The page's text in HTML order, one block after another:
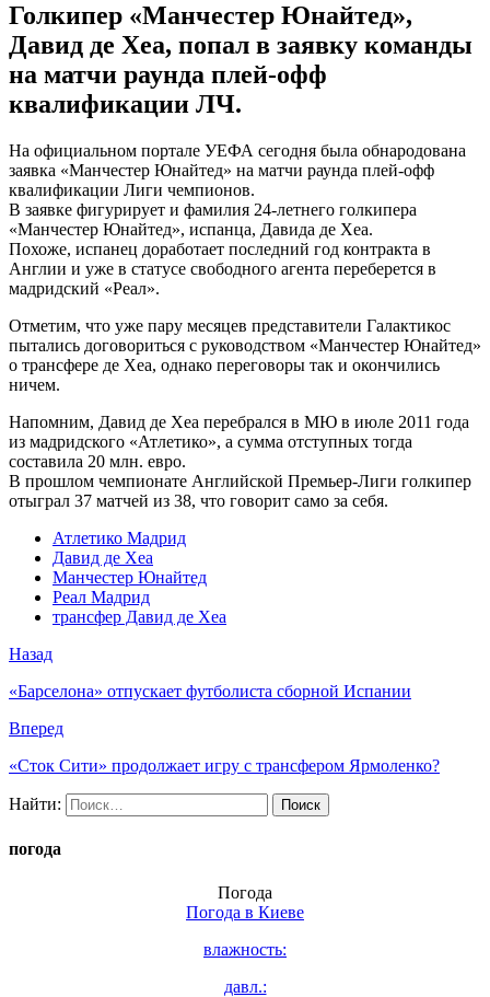
Голкипер «Манчестер Юнайтед»,
Давид де Хеа, попал в заявку команды
на матчи раунда плей-офф
квалификации ЛЧ.
На официальном портале УЕФА сегодня была обнародована
заявка «Манчестер Юнайтед» на матчи раунда плей-офф
квалификации Лиги чемпионов.
В заявке фигурирует и фамилия 24-летнего голкипера
«Манчестер Юнайтед», испанца, Давида де Хеа.
Похоже, испанец доработает последний год контракта в
Англии и уже в статусе свободного агента переберется в
мадридский «Реал».
Отметим, что уже пару месяцев представители Галактикос
пытались договориться с руководством «Манчестер Юнайтед»
о трансфере де Хеа, однако переговоры так и окончились
ничем.
Напомним, Давид де Хеа перебрался в МЮ в июле 2011 года
из мадридского «Атлетико», а сумма отступных тогда
составила 20 млн. евро.
В прошлом чемпионате Английской Премьер-Лиги голкипер
отыграл 37 матчей из 38, что говорит само за себя.
Атлетико Мадрид
Давид де Хеа
Манчестер Юнайтед
Реал Мадрид
трансфер Давид де Хеа
Назад
«Барселона» отпускает футболиста сборной Испании
Вперед
«Сток Сити» продолжает игру с трансфером Ярмоленко?
Найти:
погода
Погода
Погода в Киеве
влажность:
давл.: